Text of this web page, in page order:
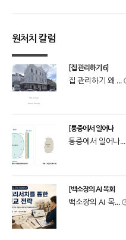
원처치 칼럼
[집 관리하기 6]
집 관리하기 왜 ...
[통증에서 일어나
통증에서 일어나...
[백소장의 AI 목회
백소장의 AI 목...